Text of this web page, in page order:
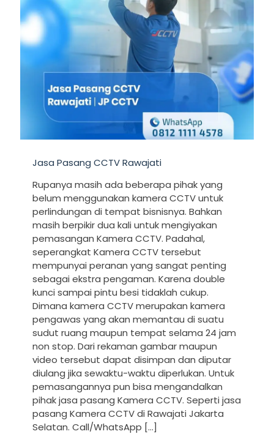
Jasa Pasang CCTV Rawajati
Rupanya masih ada beberapa pihak yang
belum menggunakan kamera CCTV untuk
perlindungan di tempat bisnisnya. Bahkan
masih berpikir dua kali untuk mengiyakan
pemasangan Kamera CCTV. Padahal,
seperangkat Kamera CCTV tersebut
mempunyai peranan yang sangat penting
sebagai ekstra pengaman. Karena double
kunci sampai pintu besi tidaklah cukup.
Dimana kamera CCTV merupakan kamera
pengawas yang akan memantau di suatu
sudut ruang maupun tempat selama 24 jam
non stop. Dari rekaman gambar maupun
video tersebut dapat disimpan dan diputar
diulang jika sewaktu-waktu diperlukan. Untuk
pemasangannya pun bisa mengandalkan
pihak jasa pasang Kamera CCTV. Seperti jasa
pasang Kamera CCTV di Rawajati Jakarta
Selatan. Call/WhatsApp […]